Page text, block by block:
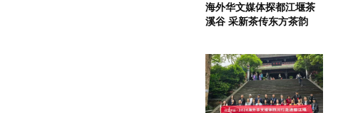
海外华文媒体探都江堰茶
溪谷 采新茶传东方茶韵